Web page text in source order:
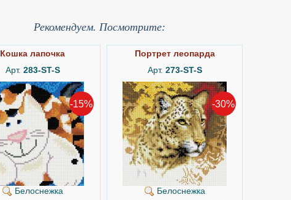
Рекомендуем. Посмотрите:
Кошка лапочка
Арт. 283-ST-S
-15%
Белоснежка
Портрет леопарда
Арт. 273-ST-S
-30%
Белоснежка